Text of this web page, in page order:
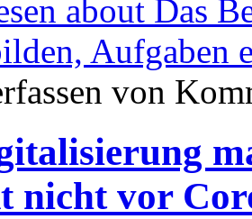
about Das
Aufgaben
von
nicht vor